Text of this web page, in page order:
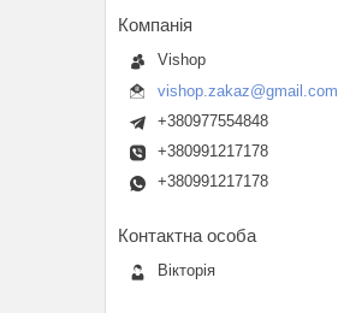
Vishop
vishop.zakaz@gmail.com
+380977554848
+380991217178
+380991217178
Вікторія